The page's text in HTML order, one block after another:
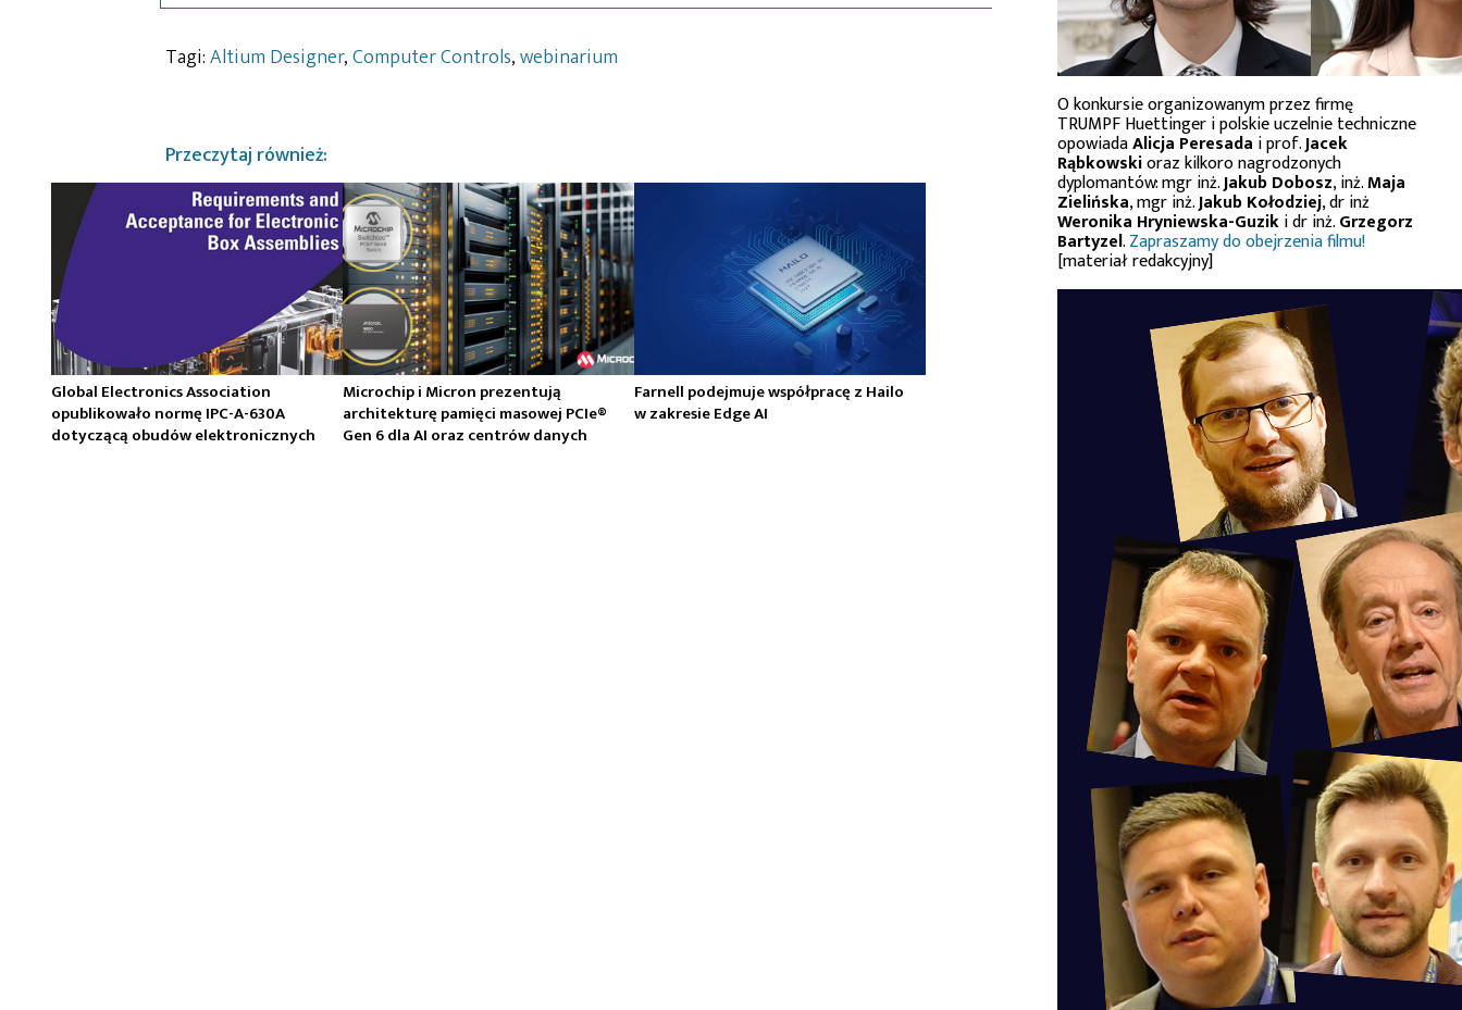
Tagi:Altium Designer,Computer Controls,webinarium
Przeczytaj również:
Global Electronics Association
opublikowało normę IPC-A-630A
dotyczącą obudów elektronicznych
Microchip i Micron prezentują
architekturę pamięci masowej PCIe®
Gen 6 dla AI oraz centrów danych
Farnell podejmuje współpracę z Hailo
w zakresie Edge AI
O konkursie organizowanym przez firmę
TRUMPF Huettinger i polskie uczelnie techniczne
opowiadaAlicja Peresada i prof.Jacek
Rąbkowskioraz kilkoro nagrodzonych
dyplomantów: mgr inż.Jakub Dobosz, inż.Maja
Zielińska, mgr inż.Jakub Kołodziej, dr inż
Weronika Hryniewska-Guziki dr inż.Grzegorz
Bartyzel.Zapraszamy do obejrzenia filmu!
[materiał redakcyjny]